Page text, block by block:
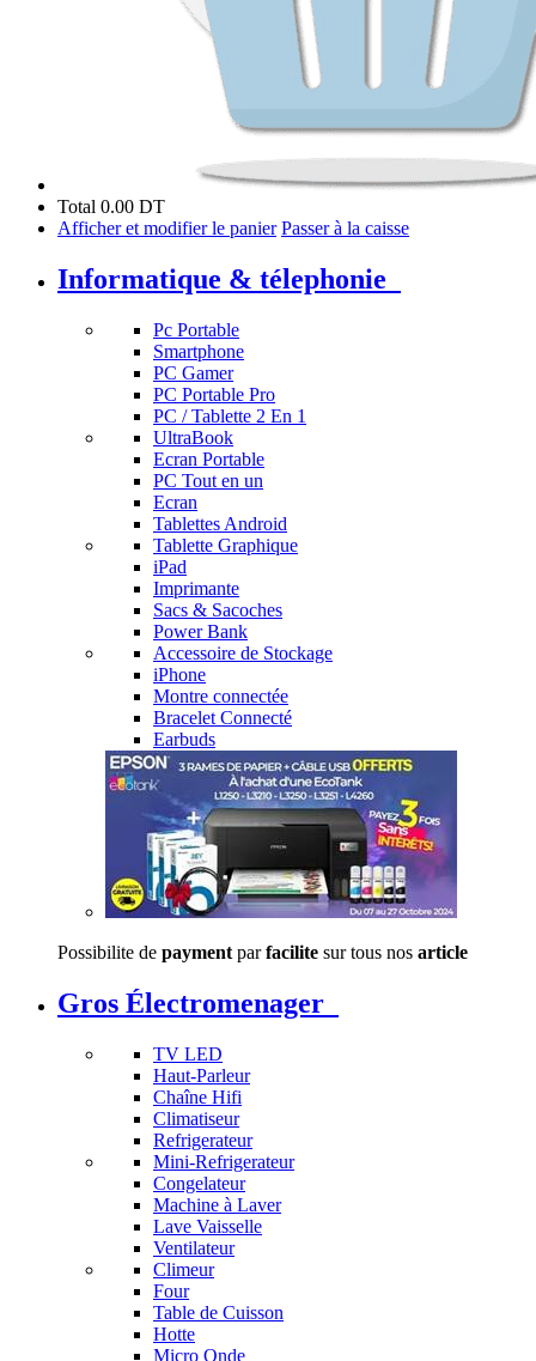
Total 0.00 DT
Afficher et modifier le panier Passer à la caisse
Informatique & télephonie
Pc Portable
Smartphone
PC Gamer
PC Portable Pro
PC / Tablette 2 En 1
UltraBook
Ecran Portable
PC Tout en un
Ecran
Tablettes Android
Tablette Graphique
iPad
Imprimante
Sacs & Sacoches
Power Bank
Accessoire de Stockage
iPhone
Montre connectée
Bracelet Connecté
Earbuds
Possibilite de payment parfacilite sur tous nos article
Gros Électromenager
TV LED
Haut-Parleur
Chaîne Hifi
Climatiseur
Refrigerateur
Mini-Refrigerateur
Congelateur
Machine à Laver
Lave Vaisselle
Ventilateur
Climeur
Four
Table de Cuisson
Hotte
Micro Onde